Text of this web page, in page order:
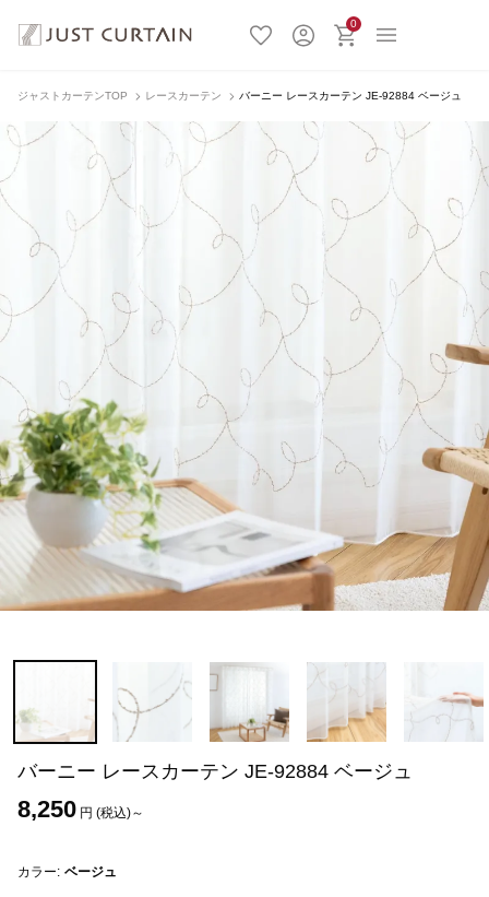
0
ジャストカーテンTOP レースカーテン バーニー レースカーテン JE-92884 ベージュ
バーニー レースカーテン JE-92884 ベージュ
8,250 円 (税込)～
カラー: ベージュ